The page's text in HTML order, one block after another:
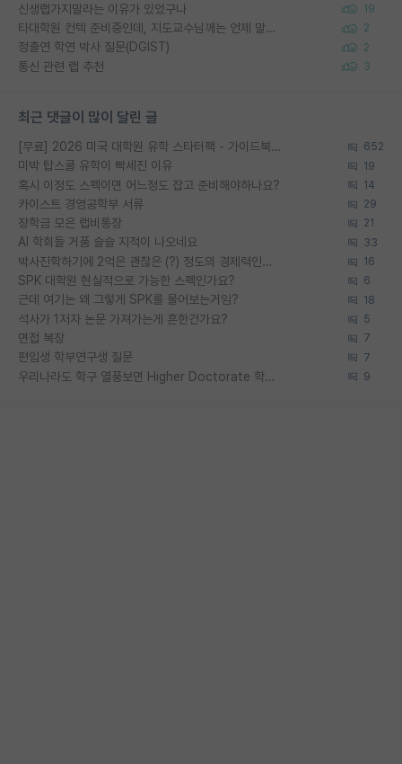
신생랩가지말라는 이유가 있었구나 19
타대학원 컨텍 준비중인데, 지도교수님께는 언제 말씀드려야 할까요? 2
정출연 학연 박사 질문(DGIST) 2
통신 관련 랩 추천 3
최근 댓글이 많이 달린 글
[무료] 2026 미국 대학원 유학 스타터팩 - 가이드북 & 합격자 컨택메일 템플릿 652
미박 탑스쿨 유학이 빡세진 이유 19
혹시 이정도 스펙이면 어느정도 잡고 준비해야하나요? 14
카이스트 경영공학부 서류 29
장학금 모은 랩비통장 21
AI 학회들 거품 슬슬 지적이 나오네요 33
박사진학하기에 2억은 괜찮은 (?) 정도의 경제력인가요 16
SPK 대학원 현실적으로 가능한 스펙인가요? 6
근데 여기는 왜 그렇게 SPK를 물어보는거임? 18
석사가 1저자 논문 가져가는게 흔한건가요? 5
면접 복장 7
편입생 학부연구생 질문 7
우리나라도 학구 열풍보면 Higher Doctorate 학위가 필요하다고 봅니다. 9